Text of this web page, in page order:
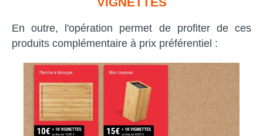
En outre, l'opération permet de profiter de ces
produits complémentaire à prix préférentiel :